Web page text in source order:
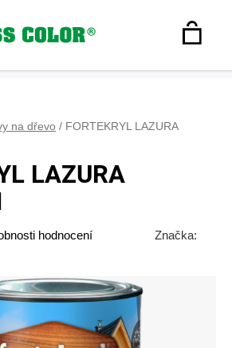
Hledat
na dřevo / FORTEKRYL LAZURA
LAZURA
hodnocení
Značka: